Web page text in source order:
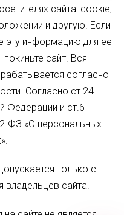
сайта: cookie,
и другую. Если
эту информацию для ее
сайт. Вся
согласно
Согласно ст.24
Федерации и ст.6
ФЗ «О персональных
только с
владельцев сайта.